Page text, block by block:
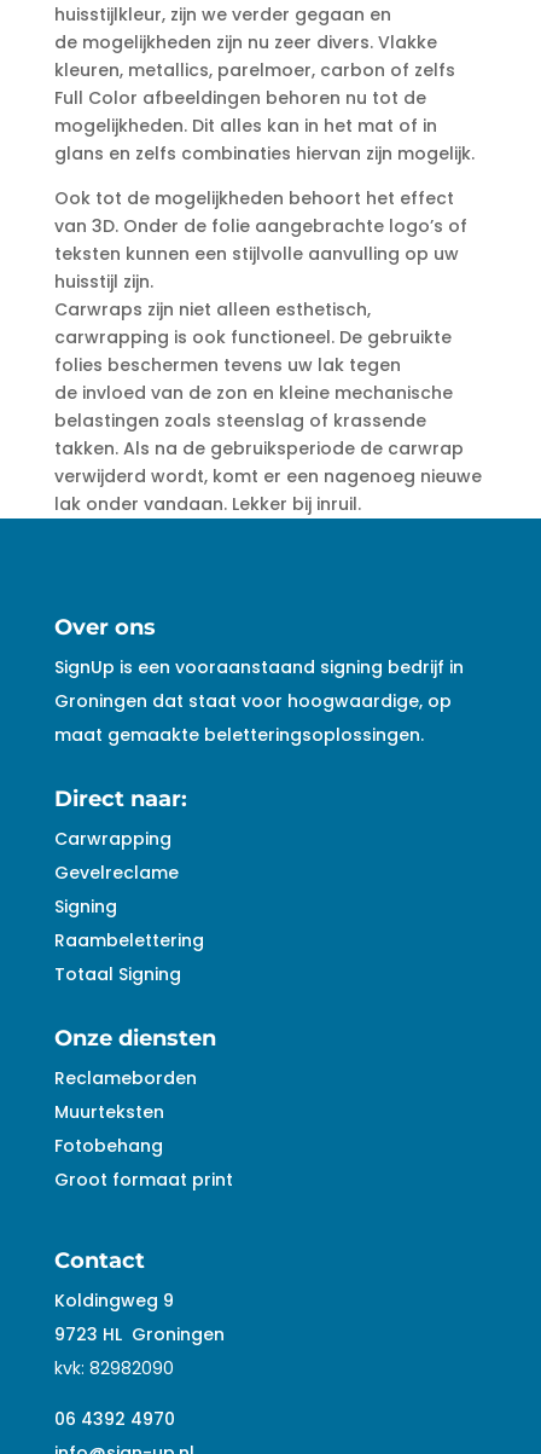
huisstijlkleur, zijn we verder gegaan en
de mogelijkheden zijn nu zeer divers. Vlakke
kleuren, metallics, parelmoer, carbon of zelfs
Full Color afbeeldingen behoren nu tot de
mogelijkheden. Dit alles kan in het mat of in
glans en zelfs combinaties hiervan zijn mogelijk.
Ook tot de mogelijkheden behoort het effect
van 3D. Onder de folie aangebrachte logo’s of
teksten kunnen een stijlvolle aanvulling op uw
huisstijl zijn.
Carwraps zijn niet alleen esthetisch,
carwrapping is ook functioneel. De gebruikte
folies beschermen tevens uw lak tegen
de invloed van de zon en kleine mechanische
belastingen zoals steenslag of krassende
takken. Als na de gebruiksperiode de carwrap
verwijderd wordt, komt er een nagenoeg nieuwe
lak onder vandaan. Lekker bij inruil.
Over ons
SignUp is een vooraanstaand signing bedrijf in
Groningen dat staat voor hoogwaardige, op
maat gemaakte beletteringsoplossingen.
Direct naar:
Carwrapping
Gevelreclame
Signing
Raambelettering
Totaal Signing
Onze diensten
Reclameborden
Muurteksten
Fotobehang
Groot formaat print
Contact
Koldingweg 9
9723 HL Groningen
kvk: 82982090
06 4392 4970